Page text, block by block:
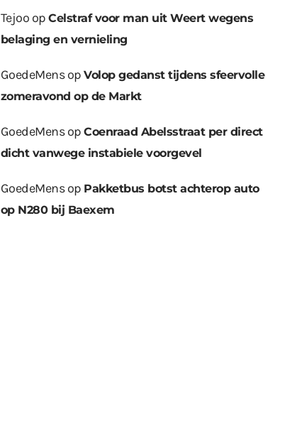
Tejoo opCelstraf voor man uit Weert wegens
belaging en vernieling
GoedeMensopVolop gedanst tijdens sfeervolle
zomeravond op de Markt
GoedeMensopCoenraad Abelsstraat per direct
dicht vanwege instabiele voorgevel
GoedeMensop Pakketbus botst achterop auto
op N280 bij Baexem